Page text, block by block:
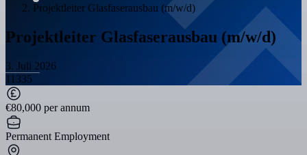
Projektleiter Glasfaserausbau (m/w/d)
Projektleiter Glasfaserausbau (m/w/d)
3. Juli 2026
11335
€80,000 per annum
Permanent Employment